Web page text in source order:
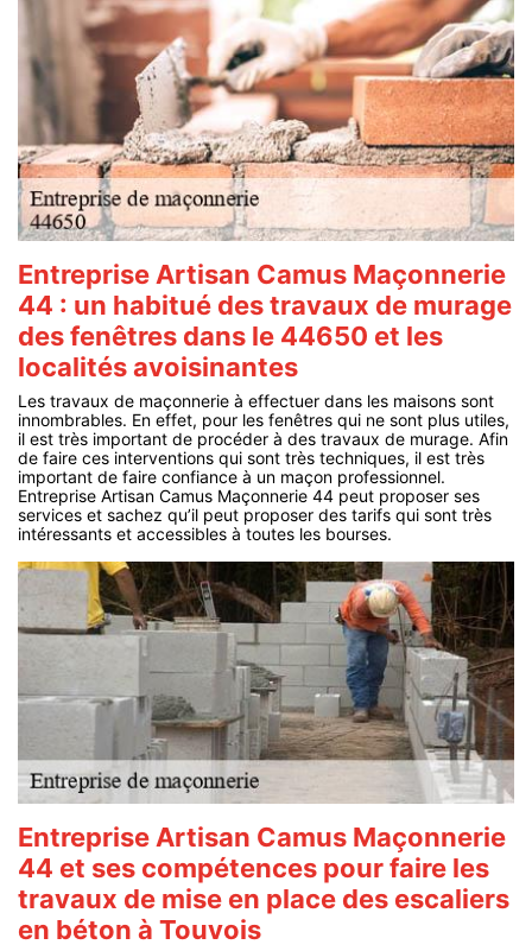
Entreprise Artisan Camus Maçonnerie
44 : un habitué des travaux de murage
des fenêtres dans le 44650 et les
localités avoisinantes
Les travaux de maçonnerie à effectuer dans les maisons sont
innombrables. En effet, pour les fenêtres qui ne sont plus utiles,
il est très important de procéder à des travaux de murage. Afin
de faire ces interventions qui sont très techniques, il est très
important de faire confiance à un maçon professionnel.
Entreprise Artisan Camus Maçonnerie 44 peut proposer ses
services et sachez qu’il peut proposer des tarifs qui sont très
intéressants et accessibles à toutes les bourses.
Entreprise Artisan Camus Maçonnerie
44 et ses compétences pour faire les
travaux de mise en place des escaliers
en béton à Touvois